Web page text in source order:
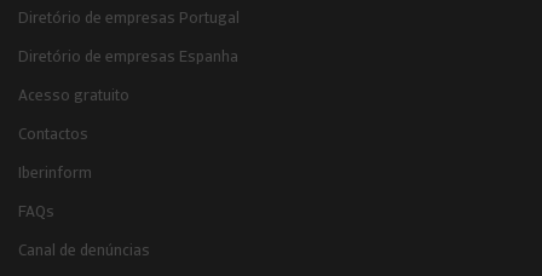
Diretório de empresas Portugal
Diretório de empresas Espanha
Acesso gratuito
Contactos
Iberinform
FAQs
Canal de denúncias